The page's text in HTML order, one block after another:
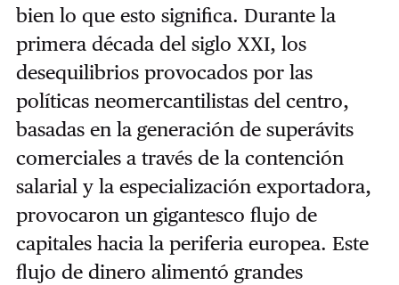
bien lo que esto significa. Durante la
primera década del siglo XXI, los
desequilibrios provocados por las
políticas neomercantilistas del centro,
basadas en la generación de superávits
comerciales a través de la contención
salarial y la especialización exportadora,
provocaron un gigantesco flujo de
capitales hacia la periferia europea. Este
flujo de dinero alimentó grandes